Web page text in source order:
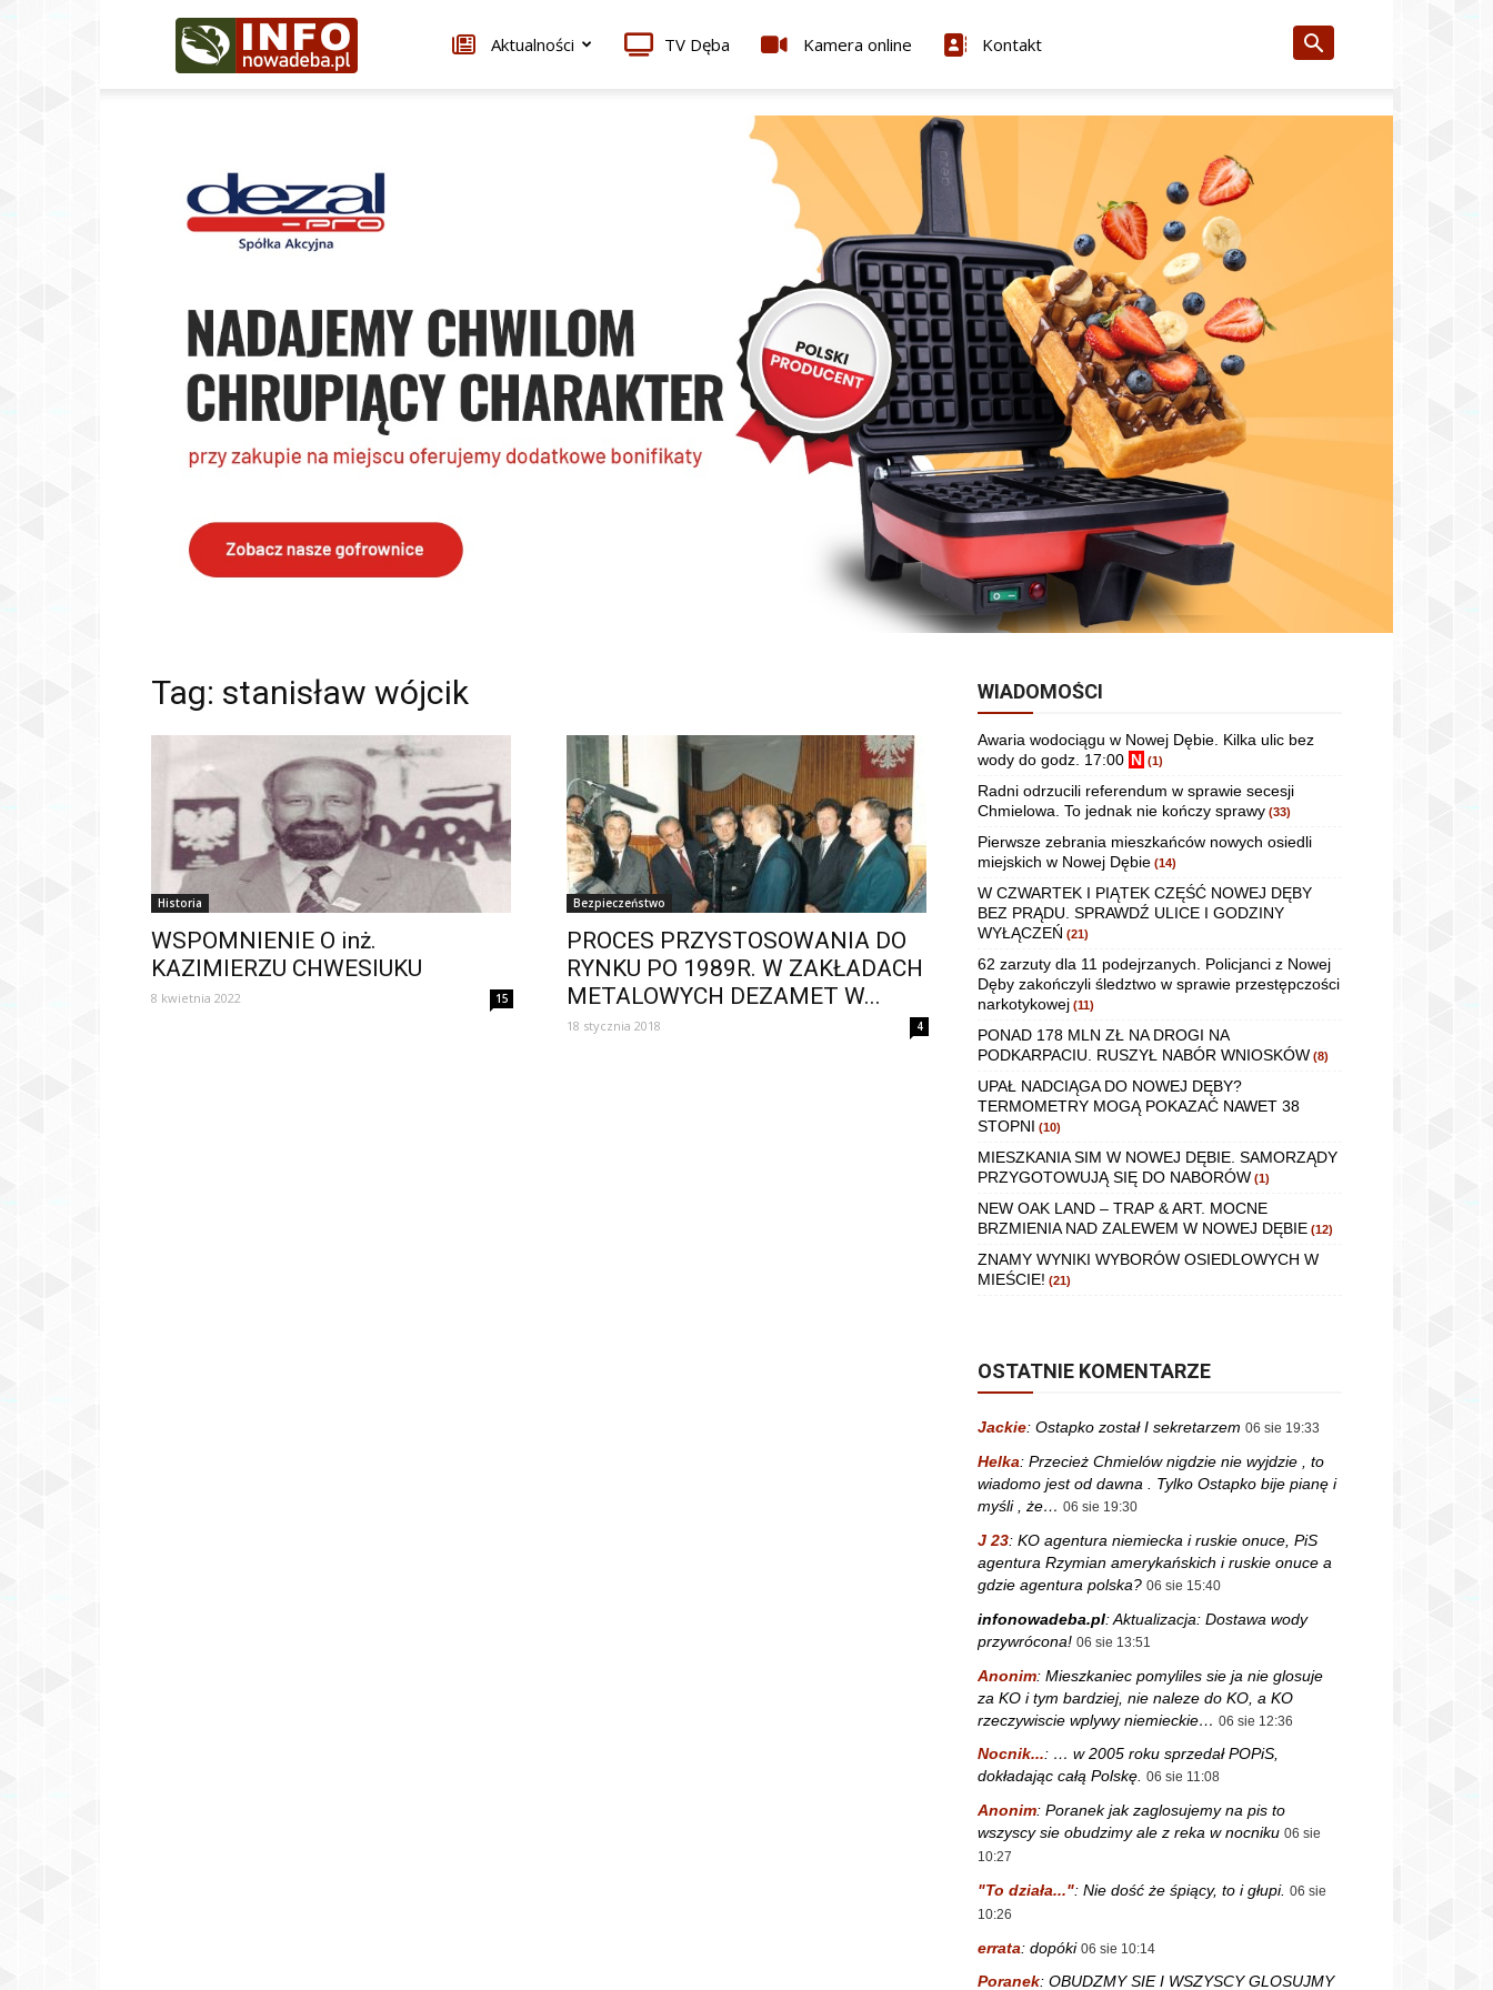
Infonowadeba.pl Aktualności TV Dęba Kamera online Kontakt
Tag: stanisław wójcik
Historia
WSPOMNIENIE O inż.
KAZIMIERZU CHWESIUKU
8 kwietnia 2022 15
Bezpieczeństwo
PROCES PRZYSTOSOWANIA DO
RYNKU PO 1989R. W ZAKŁADACH
METALOWYCH DEZAMET W...
18 stycznia 2018 4
WIADOMOŚCI
Awaria wodociągu w Nowej Dębie. Kilka ulic bez
wody do godz. 17:00 N (1)
Radni odrzucili referendum w sprawie secesji
Chmielowa. To jednak nie kończy sprawy (33)
Pierwsze zebrania mieszkańców nowych osiedli
miejskich w Nowej Dębie (14)
W CZWARTEK I PIĄTEK CZĘŚĆ NOWEJ DĘBY
BEZ PRĄDU. SPRAWDŹ ULICE I GODZINY
WYŁĄCZEŃ (21)
62 zarzuty dla 11 podejrzanych. Policjanci z Nowej
Dęby zakończyli śledztwo w sprawie przestępczości
narkotykowej (11)
PONAD 178 MLN ZŁ NA DROGI NA
PODKARPACIU. RUSZYŁ NABÓR WNIOSKÓW (8)
UPAŁ NADCIĄGA DO NOWEJ DĘBY?
TERMOMETRY MOGĄ POKAZAĆ NAWET 38
STOPNI (10)
MIESZKANIA SIM W NOWEJ DĘBIE. SAMORZĄDY
PRZYGOTOWUJĄ SIĘ DO NABORÓW (1)
NEW OAK LAND – TRAP & ART. MOCNE
BRZMIENIA NAD ZALEWEM W NOWEJ DĘBIE (12)
ZNAMY WYNIKI WYBORÓW OSIEDLOWYCH W
MIEŚCIE! (21)
OSTATNIE KOMENTARZE
Jackie: Ostapko został I sekretarzem 06 sie 19:33
Helka: Przecież Chmielów nigdzie nie wyjdzie , to
wiadomo jest od dawna . Tylko Ostapko bije pianę i
myśli , że… 06 sie 19:30
J 23: KO agentura niemiecka i ruskie onuce, PiS
agentura Rzymian amerykańskich i ruskie onuce a
gdzie agentura polska? 06 sie 15:40
infonowadeba.pl:Aktualizacja: Dostawa wody
przywrócona! 06 sie 13:51
Anonim: Mieszkaniec pomyliles sie ja nie glosuje
za KO i tym bardziej, nie naleze do KO, a KO
rzeczywiscie wplywy niemieckie… 06 sie 12:36
Nocnik...: … w 2005 roku sprzedał POPiS,
dokładając całą Polskę. 06 sie 11:08
Anonim: Poranek jak zaglosujemy na pis to
wszyscy sie obudzimy ale z reka w nocniku 06 sie
10:27
"To działa...": Nie dość że śpiący, to i głupi. 06 sie
10:26
errata: dopóki 06 sie 10:14
Poranek: OBUDZMY SIE I WSZYSCY GLOSUJMY